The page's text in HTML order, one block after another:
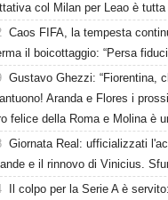
col Milan per Leao è
Caos FIFA, la tempesta
il boicottaggio: “Persa
Gustavo Ghezzi: “Fiorentina,
Aranda e Flores i
felice della Roma e Molina è
Giornata Real: ufficializzati
e il rinnovo di Vinicius.
Il colpo per la Serie A è